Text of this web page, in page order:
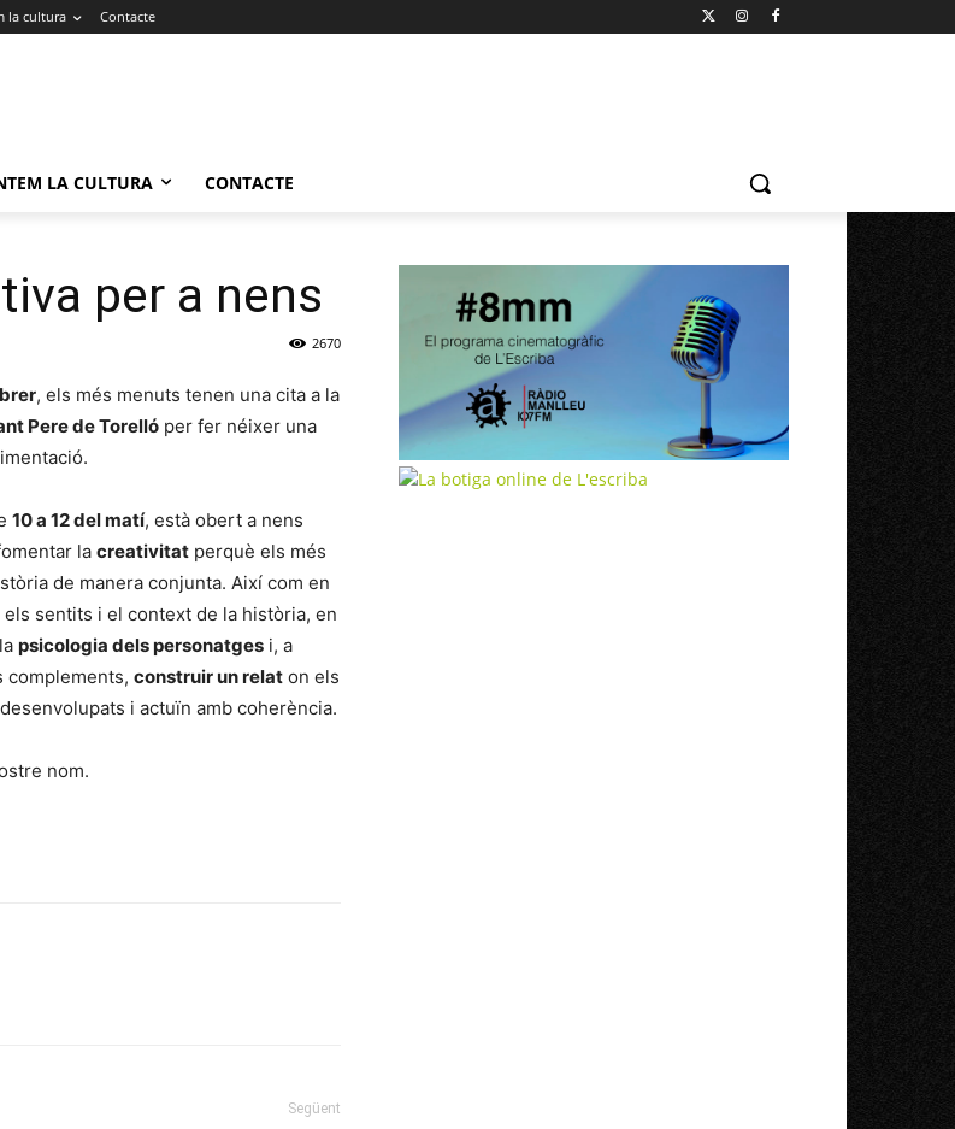
la cultura Contacte
LA CULTURA CONTACTE
per a nens
2670
, els més menuts tenen una cita a la
Pere de Torelló per fer néixer una
10 a 12 del matí, està obert a nens
la creativitat perquè els més
de manera conjunta. Així com en
els sentits i el context de la història, en
psicologia dels personatges i, a
complements, construir un relat on els
i actuïn amb coherència.
nom.
Següent